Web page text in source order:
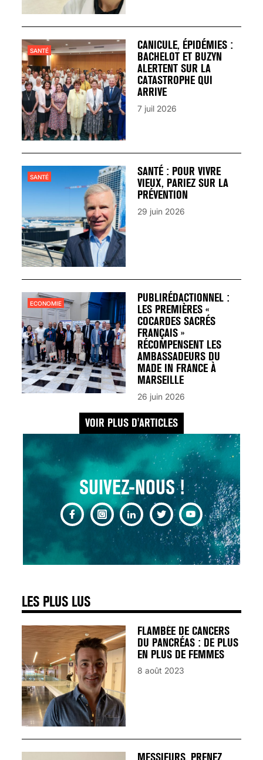
CANICULE, ÉPIDÉMIES :
BACHELOT ET BUZYN
ALERTENT SUR LA
CATASTROPHE QUI
ARRIVE
SANTÉ
7 juil 2026
SANTÉ : POUR VIVRE
VIEUX, PARIEZ SUR LA
PRÉVENTION
SANTÉ
29 juin 2026
PUBLIRÉDACTIONNEL :
LES PREMIÈRES «
COCARDES SACRÉS
FRANÇAIS »
RÉCOMPENSENT LES
AMBASSADEURS DU
MADE IN FRANCE À
MARSEILLE
ECONOMIE
26 juin 2026
VOIR PLUS D'ARTICLES
SUIVEZ-NOUS !
LES PLUS LUS
30 mai 2023
SCANNER, IRM, RADIO,
POUR TOUTES LES
MALADIES
18 juil 2022
INSUFFISANCE
CARDIAQUE : LES
SIGNAUX D’ALERTE
AVANT… LA MORT
25 août 2024
FLAMBÉE DE CANCERS
DU PANCRÉAS : DE PLUS
EN PLUS DE FEMMES
8 août 2023
MESSIEURS, PRENEZ